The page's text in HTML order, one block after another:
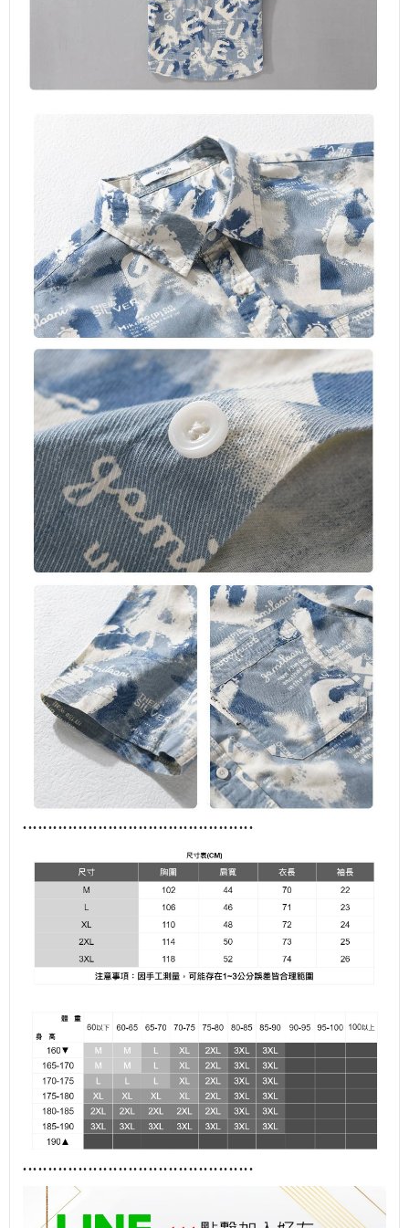
..............................................
..............................................